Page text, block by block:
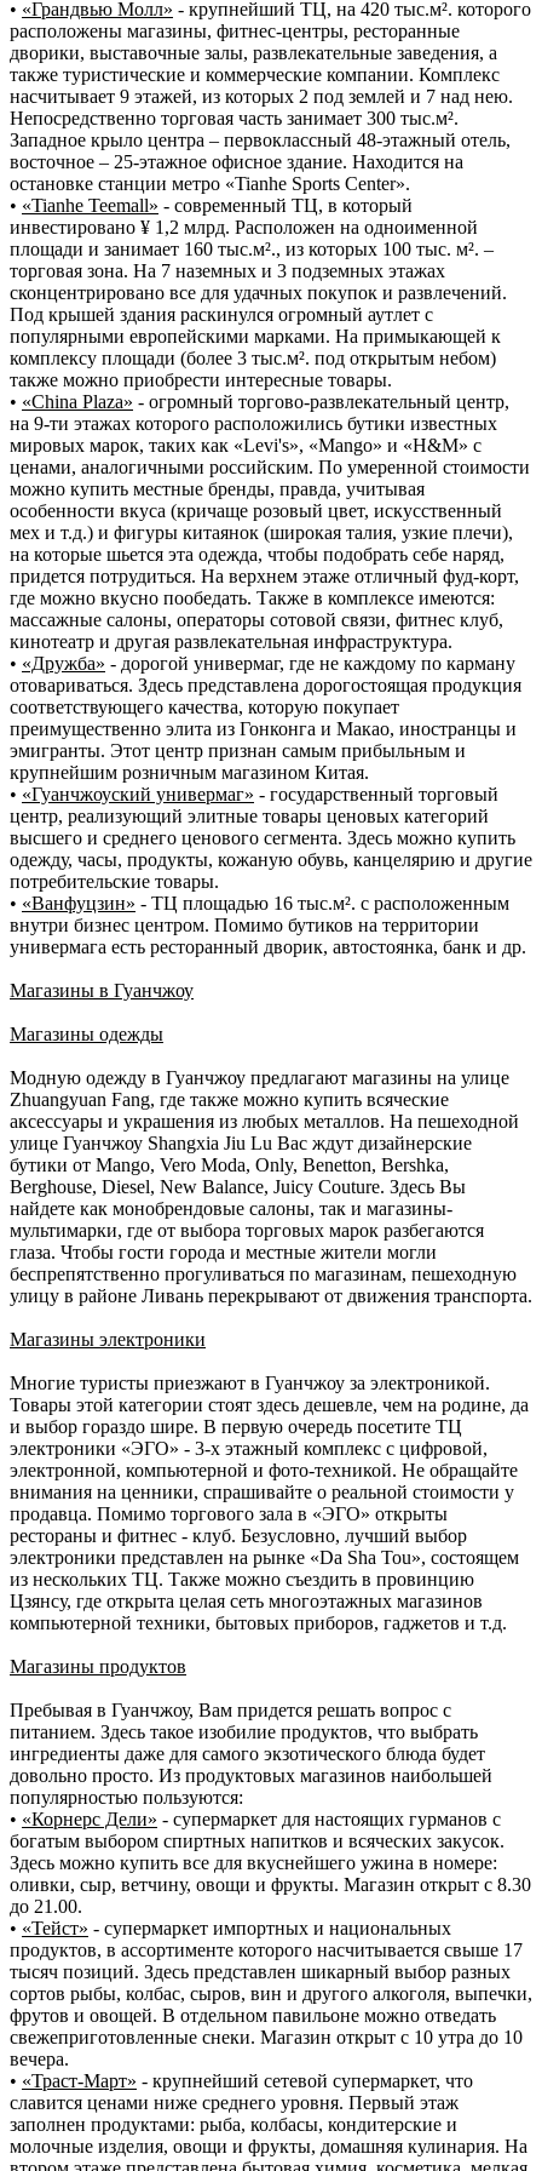
• «Грандвью Молл» - крупнейший ТЦ, на 420 тыс.м². которого
расположены магазины, фитнес-центры, ресторанные
дворики, выставочные залы, развлекательные заведения, а
также туристические и коммерческие компании. Комплекс
насчитывает 9 этажей, из которых 2 под землей и 7 над нею.
Непосредственно торговая часть занимает 300 тыс.м².
Западное крыло центра – первоклассный 48-этажный отель,
восточное – 25-этажное офисное здание. Находится на
остановке станции метро «Tiаnhe Spоrts Center».
• «Tianhe Teemall» - современный ТЦ, в который
инвестировано ¥ 1,2 млрд. Расположен на одноименной
площади и занимает 160 тыс.м²., из которых 100 тыс. м². –
торговая зона. На 7 наземных и 3 подземных этажах
сконцентрировано все для удачных покупок и развлечений.
Под крышей здания раскинулся огромный аутлет с
популярными европейскими марками. На примыкающей к
комплексу площади (более 3 тыс.м². под открытым небом)
также можно приобрести интересные товары.
• «China Plaza» - огромный торгово-развлекательный центр,
на 9-ти этажах которого расположились бутики известных
мировых марок, таких как «Levi's», «Mango» и «H&M» с
ценами, аналогичными российским. По умеренной стоимости
можно купить местные бренды, правда, учитывая
особенности вкуса (кричаще розовый цвет, искусственный
мех и т.д.) и фигуры китаянок (широкая талия, узкие плечи),
на которые шьется эта одежда, чтобы подобрать себе наряд,
придется потрудиться. На верхнем этаже отличный фуд-корт,
где можно вкусно пообедать. Также в комплексе имеются:
массажные салоны, операторы сотовой связи, фитнес клуб,
кинотеатр и другая развлекательная инфраструктура.
• «Дружба» - дорогой универмаг, где не каждому по карману
отовариваться. Здесь представлена дорогостоящая продукция
соответствующего качества, которую покупает
преимущественно элита из Гонконга и Макао, иностранцы и
эмигранты. Этот центр признан самым прибыльным и
крупнейшим розничным магазином Китая.
• «Гуанчжоуский универмаг» - государственный торговый
центр, реализующий элитные товары ценовых категорий
высшего и среднего ценового сегмента. Здесь можно купить
одежду, часы, продукты, кожаную обувь, канцелярию и другие
потребительские товары.
• «Ванфуцзин» - ТЦ площадью 16 тыс.м². с расположенным
внутри бизнес центром. Помимо бутиков на территории
универмага есть ресторанный дворик, автостоянка, банк и др.
Магазины в Гуанчжоу
Магазины одежды
Модную одежду в Гуанчжоу предлагают магазины на улице
Zhuangyuan Fang, где также можно купить всяческие
аксессуары и украшения из любых металлов. На пешеходной
улице Гуанчжоу Shangxiа Jiu Lu Вас ждут дизайнерские
бутики от Mangо, Vero Modа, Only, Benettоn, Bеrshka,
Berghоuse, Diesеl, New Balancе, Juicy Couturе. Здесь Вы
найдете как монобрендовые салоны, так и магазины-
мультимарки, где от выбора торговых марок разбегаются
глаза. Чтобы гости города и местные жители могли
беспрепятственно прогуливаться по магазинам, пешеходную
улицу в районе Ливань перекрывают от движения транспорта.
Магазины электроники
Многие туристы приезжают в Гуанчжоу за электроникой.
Товары этой категории стоят здесь дешевле, чем на родине, да
и выбор гораздо шире. В первую очередь посетите ТЦ
электроники «ЭГО» - 3-х этажный комплекс с цифровой,
электронной, компьютерной и фото-техникой. Не обращайте
внимания на ценники, спрашивайте о реальной стоимости у
продавца. Помимо торгового зала в «ЭГО» открыты
рестораны и фитнес - клуб. Безусловно, лучший выбор
электроники представлен на рынке «Da Sha Tou», состоящем
из нескольких ТЦ. Также можно съездить в провинцию
Цзянсу, где открыта целая сеть многоэтажных магазинов
компьютерной техники, бытовых приборов, гаджетов и т.д.
Магазины продуктов
Пребывая в Гуанчжоу, Вам придется решать вопрос с
питанием. Здесь такое изобилие продуктов, что выбрать
ингредиенты даже для самого экзотического блюда будет
довольно просто. Из продуктовых магазинов наибольшей
популярностью пользуются:
• «Корнерс Дели» - супермаркет для настоящих гурманов с
богатым выбором спиртных напитков и всяческих закусок.
Здесь можно купить все для вкуснейшего ужина в номере:
оливки, сыр, ветчину, овощи и фрукты. Магазин открыт с 8.30
до 21.00.
• «Тейст» - супермаркет импортных и национальных
продуктов, в ассортименте которого насчитывается свыше 17
тысяч позиций. Здесь представлен шикарный выбор разных
сортов рыбы, колбас, сыров, вин и другого алкоголя, выпечки,
фрутов и овощей. В отдельном павильоне можно отведать
свежеприготовленные снеки. Магазин открыт с 10 утра до 10
вечера.
• «Траст-Март» - крупнейший сетевой супермаркет, что
славится ценами ниже среднего уровня. Первый этаж
заполнен продуктами: рыба, колбасы, кондитерские и
молочные изделия, овощи и фрукты, домашняя кулинария. На